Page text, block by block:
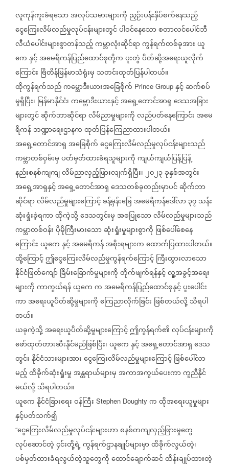
လူကုန်ကူးခံရသောအလုပ်သမားများကို ညှဉ်းပန်းနှိပ်စက်နေသည့်
ငွေကြေးလိမ်လည်မှုလုပ်ငန်းများတွင်ပါဝင်နေသောစတာလင်ပေါင်ဘီ
လီယံပေါင်းများစွာတန်သည့်ကမ္ဘာလုံးဆိုင်ရာကွန်ရက်တစ်ခုအားယူ
ကေနှင့်အမေရိကန်ပြည်ထောင်စုတို့ကပူးတွဲပိတ်ဆို့အရေးယူလိုက်
ကြောင်း ဗြိတိန်မြန်မာသံရုံးမှ သတင်းထုတ်ပြန်ပါတယ်။
ထိုကွန်ရက်သည်ကမ္ဘောဒီးယားအခြေစိုက် Prince Group နှင့်ဆက်စပ်
မှုရှိပြီး၊ မြန်မာနိုင်ငံ၊ကမ္ဘောဒီးယားနှင့်အရှေ့တောင်အာရှဒေသအခြား
များတွင်ဆိုက်ဘာဆိုင်ရာလိမ်ညာမှုများကိုလည်ပတ်နေကြောင်းအမေ
ရိကန်ဘဏ္ဍာရေးဌာနကထုတ်ပြန်ကြေညာထားပါတယ်။
အရှေ့တောင်အာရှအခြေစိုက်ငွေကြေးလိမ်လည်မှုလုပ်ငန်းများသည်
ကမ္ဘာတစ်ဝှမ်းမှပတ်မှတ်ထားခံရသူများကိုကျယ်ကျယ်ပြန့်ပြန့်
နည်းစနစ်ကျကျလိမ်ညာလှည့်ဖြားလျက်ရှိပြီး၊၂၀၂၃ခုနှစ်အတွင်း
အရှေ့အာရှနှင့်အရှေ့တောင်အာရှဒေသတစ်ခုတည်းမှာပင်ဆိုက်ဘာ
ဆိုင်ရာလိမ်လည်မှုများကြောင့်ခန့်မှန်းခြေအမေရိကန်ဒေါ်လာ၃၇သန်း
ဆုံးရှုံးခဲ့ရကာထိုကဲ့သို့ဒေသတွင်းမှအစပြုသောလိမ်လည်မှုများသည်
ကမ္ဘာတစ်ဝန်းပိုမိုကြီးမားသောဆုံးရှုံးမှုများစွာကို ဖြစ်ပေါ်စေနေ
ကြောင်းယူကေနှင့်အမေရိကန်အစိုးရများကထောက်ပြထားပါတယ်။
ထို့ကြောင့်ဤငွေကြေးလိမ်လည်မှုကွန်ရက်ကြောင့်ကြီးထွားလာသော
နိုင်ငံဖြတ်ကျော်ခြိမ်းခြောက်မှုများကိုတိုက်ဖျက်ရန်နှင့်လူ့အခွင့်အရေး
များကိုကာကွယ်ရန်ယူကေကအမေရိကန်ပြည်ထောင်စုနှင့်ပူးပေါင်း
ကာအရေးယူပိတ်ဆို့မှုများကိုကြေညာလိုက်ခြင်း ဖြစ်တယ်လို့သိရပါ
တယ်။
ယခုကဲ့သို့အရေးယူပိတ်ဆို့မှုများကြောင့်ဤကွန်ရက်၏လုပ်ငန်းများကို
ဖော်ထုတ်တားဆီးနိုင်မည်ဖြစ်ပြီး၊ယူကေနှင့်အရှေ့တောင်အာရှဒေသ
တွင်းနိုင်ငံသားများအားငွေကြေးလိမ်လည်မှုများကြောင့်ဖြစ်ပေါ်လာ
မည့်ထိခိုက်ဆုံးရှုံးမှုအန္တရာယ်များမှအကာအကွယ်ပေးကာကူညီနိုင်
မယ်လို့သိရပါတယ်။
ယူကေနိုင်ငံခြားရေးဝန်ကြီး Stephen Doughty ကထိုအရေးယူမှုများ
နှင့်ပတ်သက်၍
“ငွေကြေးလိမ်လည်မှုလုပ်ငန်းများဟာစနစ်တကျလှည့်ဖြားမှုတွေ
လုပ်ဆောင်တဲ့၄င်းတို့ရဲ့ကွန်ရက်ဌာနချုပ်များမှာထိခိုက်လွယ်တဲ့၊
ပစ်မှတ်ထားခံရလွယ်တဲ့သူတွေကိုထောင်ချောက်ဆင်ထိန်းချုပ်ထားတဲ့